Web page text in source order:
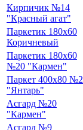
Кирпичик №14
"Красный агат"
Паркетик 180х60
Коричневый
Паркетик 180х60
№20 "Кармен"
Паркет 400х80 №2
"Янтарь"
Асгард №20
"Кармен"
Асгард №9